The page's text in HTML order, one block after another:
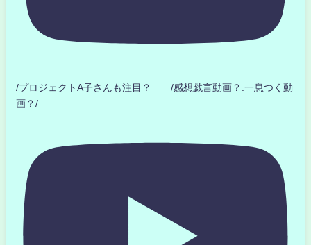
/プロジェクトA子さんも注目？ /感想戯言動画？.一息つく動
画？/